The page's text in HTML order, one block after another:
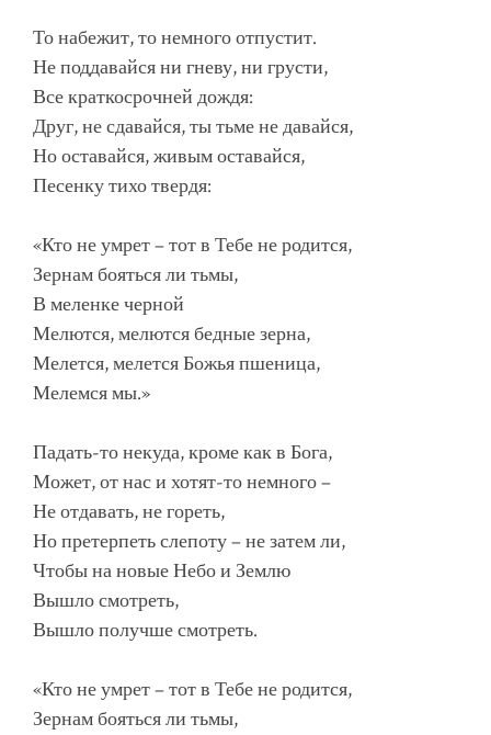
То набежит, то немного отпустит.
Не поддавайся ни гневу, ни грусти,
Все краткосрочней дождя:
Друг, не сдавайся, ты тьме не давайся,
Но оставайся, живым оставайся,
Песенку тихо твердя:
«Кто не умрет – тот в Тебе не родится,
Зернам бояться ли тьмы,
В меленке черной
Мелются, мелются бедные зерна,
Мелется, мелется Божья пшеница,
Мелемся мы.»
Падать-то некуда, кроме как в Бога,
Может, от нас и хотят-то немного –
Не отдавать, не гореть,
Но претерпеть слепоту – не затем ли,
Чтобы на новые Небо и Землю
Вышло смотреть,
Вышло получше смотреть.
«Кто не умрет – тот в Тебе не родится,
Зернам бояться ли тьмы,